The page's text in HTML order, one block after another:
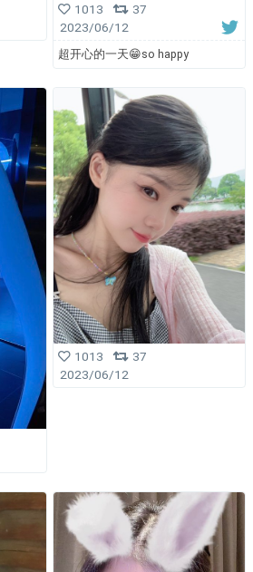
1013
37
2023/06/12
超开心的一天😁so happy
1013
37
2023/06/12